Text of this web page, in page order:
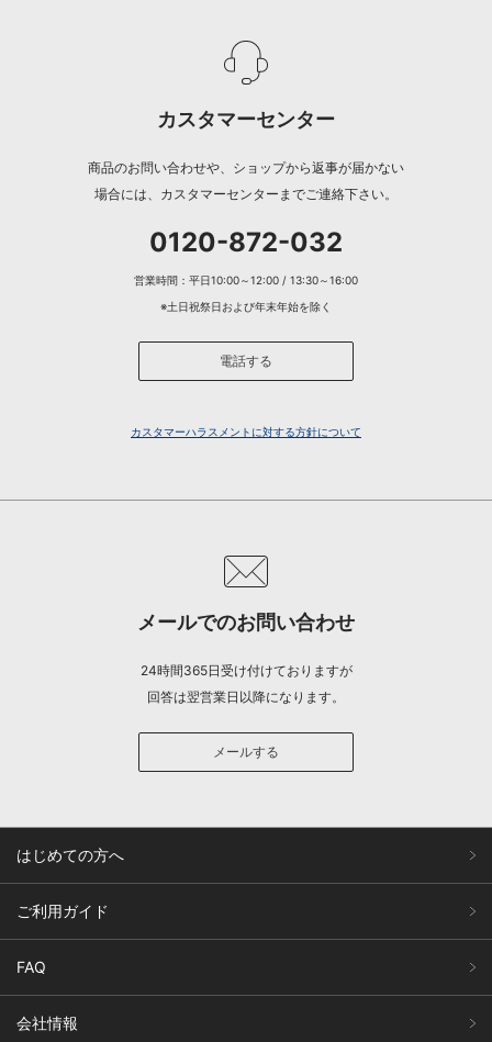
カスタマーセンター
商品のお問い合わせや、ショップから返事が届かない
場合には、カスタマーセンターまでご連絡下さい。
0120-872-032
営業時間：平日10:00～12:00 / 13:30～16:00
※土日祝祭日および年末年始を除く
電話する
カスタマーハラスメントに対する方針について
メールでのお問い合わせ
24時間365日受け付けておりますが
回答は翌営業日以降になります。
メールする
はじめての方へ
ご利用ガイド
FAQ
会社情報